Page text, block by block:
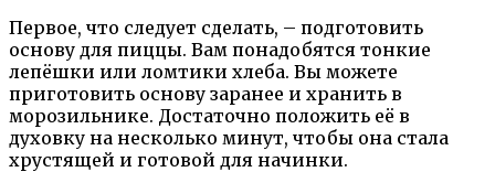
Первое, что следует сделать, – подготовить
основу для пиццы. Вам понадобятся тонкие
лепёшки или ломтики хлеба. Вы можете
приготовить основу заранее и хранить в
морозильнике. Достаточно положить её в
духовку на несколько минут, чтобы она стала
хрустящей и готовой для начинки.